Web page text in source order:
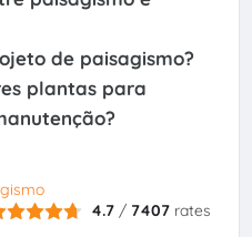
de paisagismo?
plantas para
4.7 / 7407 rates